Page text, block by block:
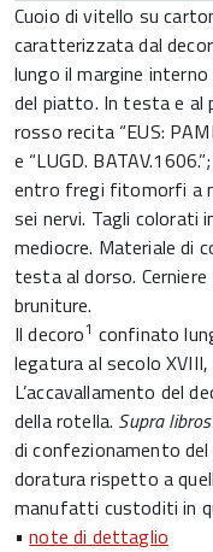
Cuoio di vitello su
caratterizzata dal
lungo il margine interno
del piatto. In testa e al
rosso recita “EUS:
e “LUGD.
entro fregi fitomorfi a
sei nervi. Tagli colorati
mediocre. Materiale di
testa al dorso.
bruniture.
Il decoro1 confinato
legatura al secolo
L’accavallamento del
della rotella. Supra libros
di confezionamento
doratura rispetto a
manufatti custoditi in
•note di dettaglio